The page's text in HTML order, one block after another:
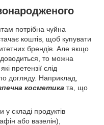
потрібна чуйна
коштів, щоб купувати
брендів. Але якщо
то можна
претензії слід
догляду. Наприклад,
косметика та, що
складі продуктів
або вазелін),